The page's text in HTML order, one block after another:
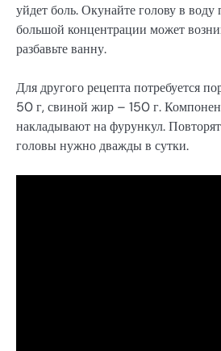
уйдет боль. Окунайте голову в
большой концентрации может
разбавьте ванну.
Для другого рецепта потребуется
50 г, свиной жир – 150 г.
накладывают на фурункул.
головы нужно дважды в сутки.